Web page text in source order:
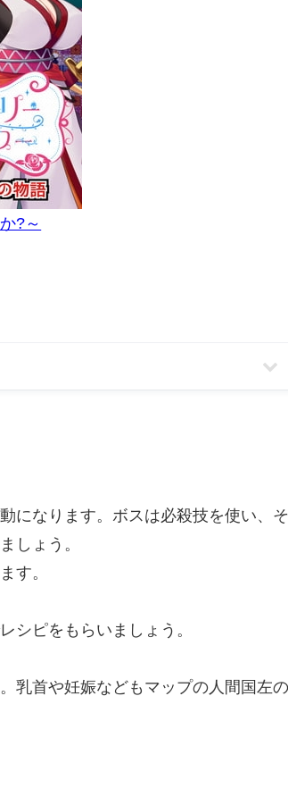
?～
になります。ボスは必殺技を使い、そ
しょう。
す。
シピをもらいましょう。
乳首や妊娠などもマップの人間国左の